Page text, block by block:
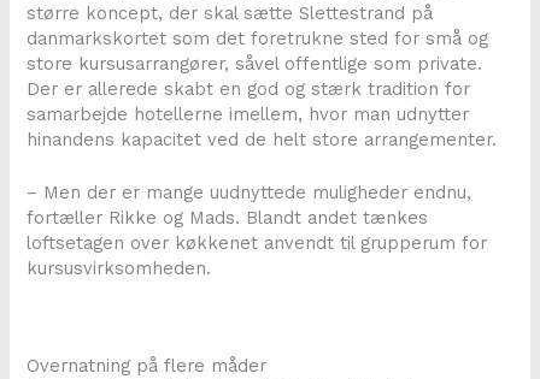
større koncept, der skal sætte Slettestrand på
danmarkskortet som det foretrukne sted for små og
store kursusarrangører, såvel offentlige som private.
Der er allerede skabt en god og stærk tradition for
samarbejde hotellerne imellem, hvor man udnytter
hinandens kapacitet ved de helt store arrangementer.
– Men der er mange uudnyttede muligheder endnu,
fortæller Rikke og Mads. Blandt andet tænkes
loftsetagen over køkkenet anvendt til grupperum for
kursusvirksomheden.
Overnatning på flere måder